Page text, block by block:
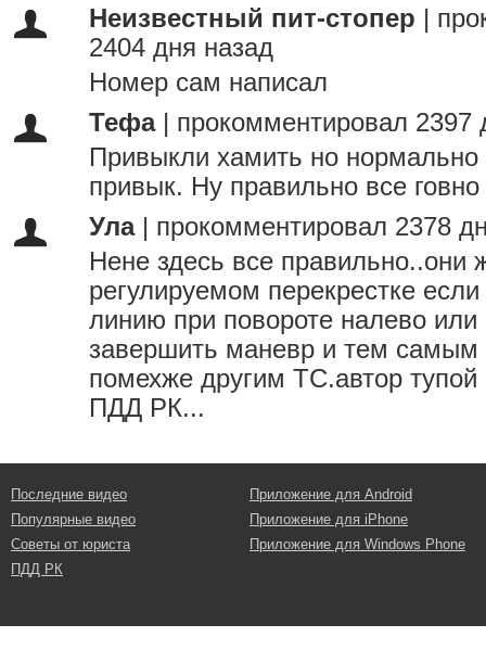
Неизвестный пит-стопер
2404 дня назад
Номер сам написал
Тефа| прокомментировал 2397
Привыкли хамить но нормально
привык. Ну правильно все
Ула| прокомментировал 2378
Нене здесь все правильно..они
регулируемом перекрестке
линию при повороте налево
завершить маневр и тем самым
помехже другим ТС.автор тупой
ПДД РК...
Последние видео
Популярные видео
Советы от юриста
ПДД РК
Приложение для Android
Приложение для iPhone
Приложение для Windows Phone